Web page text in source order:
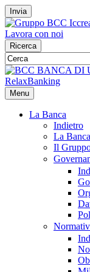
Invia
Lavora con noi
Ricerca
RelaxBanking
Menu
La Banca
Indietro
La Banca
Il